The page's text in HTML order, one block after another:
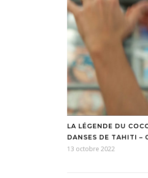
LA LÉGENDE DU
DANSES DE TAHITI –
13 octobre 2022